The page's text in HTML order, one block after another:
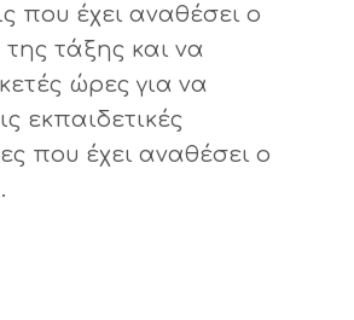
που έχει αναθέσει ο
της τάξης και να
ώρες για να
εκπαιδετικές
που έχει αναθέσει ο